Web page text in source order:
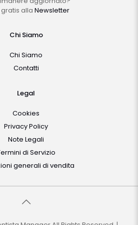
alla Newsletter
Chi Siamo
Chi Siamo
Contatti
Legal
Cookies
Privacy Policy
Note Legali
di Servizio
generali di vendita